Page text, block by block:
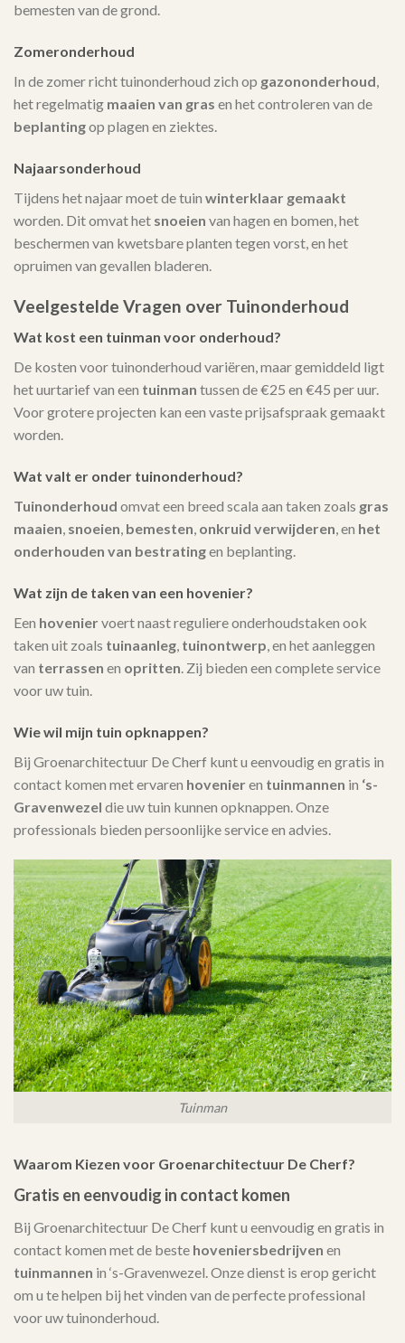
bemesten van de grond.
Zomeronderhoud
In de zomer richt tuinonderhoud zich op gazononderhoud,
het regelmatig maaien van gras en het controleren van de
beplantingop plagen en ziektes.
Najaarsonderhoud
Tijdens het najaar moet de tuin winterklaar gemaakt
worden. Dit omvat het snoeien van hagen en bomen, het
beschermen van kwetsbare planten tegen vorst, en het
opruimen van gevallen bladeren.
Veelgestelde Vragen over Tuinonderhoud
Wat kost een tuinman voor onderhoud?
De kosten voor tuinonderhoud variëren, maar gemiddeld ligt
het uurtarief van een tuinman tussen de €25 en €45 per uur.
Voor grotere projecten kan een vaste prijsafspraak gemaakt
worden.
Wat valt er onder tuinonderhoud?
Tuinonderhoud omvat een breed scala aan taken zoals gras
maaien, snoeien, bemesten, onkruid verwijderen, en het
onderhouden van bestratingen beplanting.
Wat zijn de taken van een hovenier?
Een hoveniervoert naast reguliere onderhoudstaken ook
taken uit zoals tuinaanleg, tuinontwerp, en het aanleggen
van terrassen en opritten. Zij bieden een complete service
voor uw tuin.
Wie wil mijn tuin opknappen?
Bij Groenarchitectuur De Cherf kunt u eenvoudig en gratis in
contact komen met ervaren hovenieren tuinmannen in ‘s-
Gravenwezel die uw tuin kunnen opknappen. Onze
professionals bieden persoonlijke service en advies.
Tuinman
Waarom Kiezen voor Groenarchitectuur De Cherf?
Gratis en eenvoudig in contact komen
Bij Groenarchitectuur De Cherf kunt u eenvoudig en gratis in
contact komen met de beste hoveniersbedrijven en
tuinmannen in ‘s-Gravenwezel. Onze dienst is erop gericht
om u te helpen bij het vinden van de perfecte professional
voor uw tuinonderhoud.